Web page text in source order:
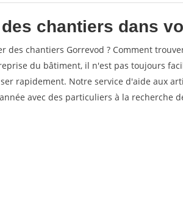
chantiers dans
des chantiers Gorrevod ? Comment
du bâtiment, il n'est pas toujours
rapidement. Notre service d'aide aux
avec des particuliers à la recherche